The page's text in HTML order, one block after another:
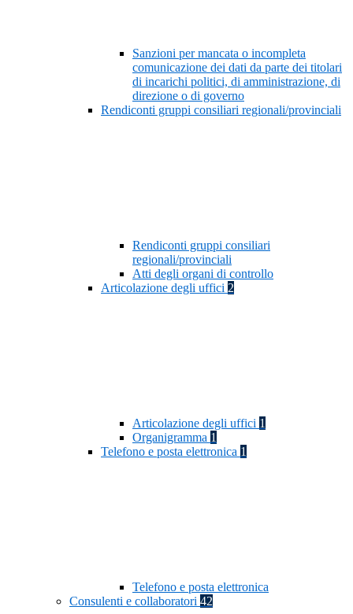
Sanzioni per mancata o incompleta
comunicazione dei dati da parte dei titolari
di incarichi politici, di amministrazione, di
direzione o di governo
Rendiconti gruppi consiliari regionali/provinciali
Rendiconti gruppi consiliari
regionali/provinciali
Atti degli organi di controllo
Articolazione degli uffici 2
Articolazione degli uffici 1
Organigramma 1
Telefono e posta elettronica 1
Telefono e posta elettronica
Consulenti e collaboratori 42